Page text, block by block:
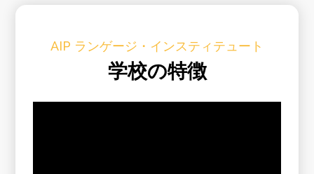
AIP ランゲージ・インスティテュート
学校の特徴